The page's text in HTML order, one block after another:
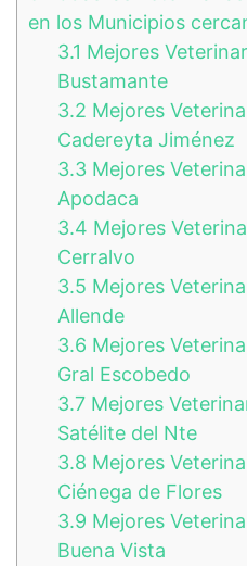
en los Municipios
3.1 Mejores
Bustamante
3.2 Mejores
Cadereyta Jiménez
3.3 Mejores
Apodaca
3.4 Mejores
Cerralvo
3.5 Mejores
Allende
3.6 Mejores
Gral Escobedo
3.7 Mejores
Satélite del Nte
3.8 Mejores
Ciénega de Flores
3.9 Mejores
Buena Vista